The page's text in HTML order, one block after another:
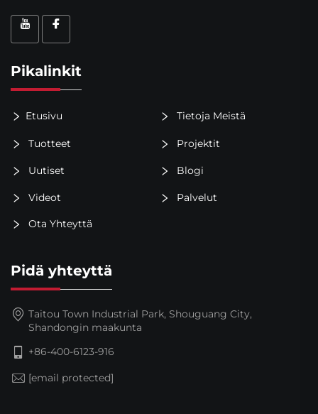
Pikalinkit
Etusivu Tietoja Meistä
Tuotteet Projektit
Uutiset Blogi
Videot Palvelut
Ota Yhteyttä
Pidä yhteyttä
Taitou Town Industrial Park, Shouguang City,
Shandongin maakunta
+86-400-6123-916
[email protected]